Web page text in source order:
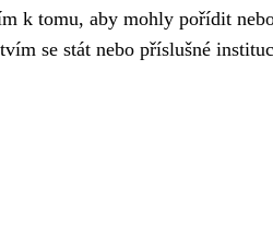
k tomu, aby mohly pořídit
se stát nebo příslušné